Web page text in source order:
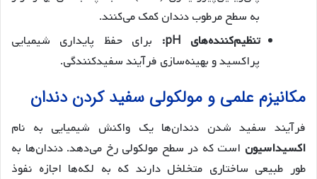
به سطح مرطوب دندان کمک می‌کنند.
تنظیم‌کننده‌های pH:
برای حفظ پایداری شیمیایی
پراکسید و بهینه‌سازی فرآیند سفیدکنندگی.
مکانیزم علمی و مولکولی سفید کردن دندان
فرآیند سفید شدن دندان‌ها یک واکنش شیمیایی به نام
اکسیداسیون است که در سطح مولکولی رخ می‌دهد. دندان‌ها به
طور طبیعی ساختاری متخلخل دارند که به لکه‌ها اجازه نفوذ